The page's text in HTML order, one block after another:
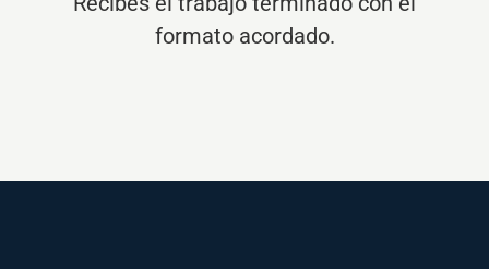
Ponte en manos de
responderemos con una propuesta